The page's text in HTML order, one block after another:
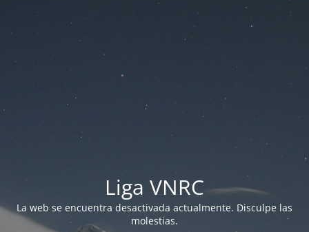
Liga VNRC
La web se encuentra desactivada actualmente. Disculpe las
molestias.